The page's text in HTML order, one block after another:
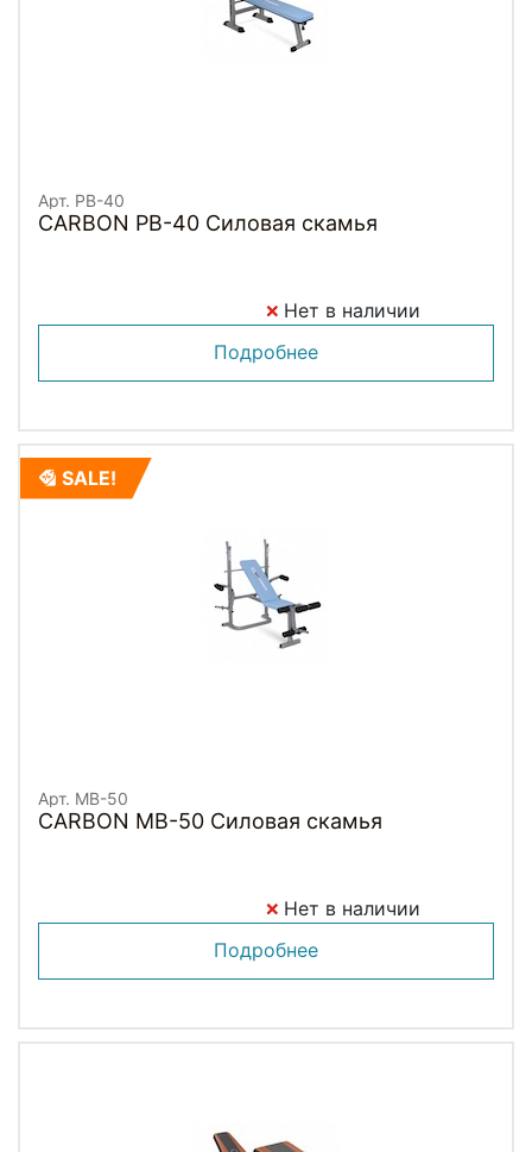
Арт. PB-40
CARBON PB-40 Силовая скамья
Нет в наличии
Подробнее
SALE!
Арт. MB-50
CARBON MB-50 Силовая скамья
Нет в наличии
Подробнее